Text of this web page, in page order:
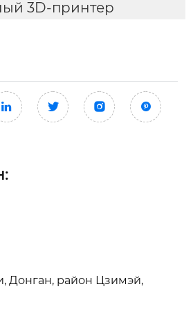
3D-принтер
  
Донган, район Цзимэй,